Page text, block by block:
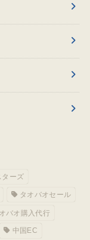
ターズ
タオバオセール
バオ購入代行
中国EC